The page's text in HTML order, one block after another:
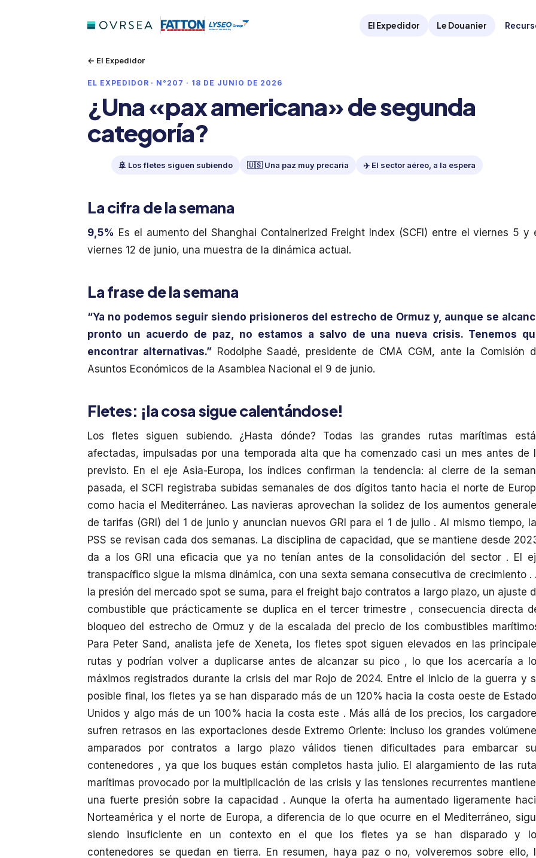
El Expedidor Le Douanier
← El Expedidor
EL EXPEDIDOR · N°207 · 18 DE JUNIO DE 2026
¿Una «pax americana» de segunda
categoría?
🚢 Los fletes siguen subiendo 🇺🇸 Una paz muy precaria ✈️ El sector aéreo, a la espera
La cifra de la semana
9,5% Es el aumento del Shanghai Containerized Freight Index (SCFI) entre el viernes 5 y
viernes 12 de junio, una muestra de la dinámica actual.
La frase de la semana
“Ya no podemos seguir siendo prisioneros del estrecho de Ormuz y, aunque se
pronto un acuerdo de paz, no estamos a salvo de una nueva crisis. Tenemos
encontrar alternativas.”Rodolphe Saadé, presidente de CMA CGM, ante la Comisión
Asuntos Económicos de la Asamblea Nacional el 9 de junio.
Fletes: ¡la cosa sigue calentándose!
Los fletes siguen subiendo. ¿Hasta dónde? Todas las grandes rutas marítimas
afectadas, impulsadas por una temporada alta que ha comenzado casi un mes antes de
previsto. En el eje Asia-Europa, los índices confirman la tendencia: al cierre de la
pasada, el SCFI registraba subidas semanales de dos dígitos tanto hacia el norte de
como hacia el Mediterráneo. Las navieras aprovechan la solidez de los aumentos
de tarifas (GRI) del 1 de junio y anuncian nuevos GRI para el 1 de julio . Al mismo tiempo,
PSS se revisan cada dos semanas. La disciplina de capacidad, que se mantiene desde
da a los GRI una eficacia que ya no tenían antes de la consolidación del sector . El
transpacífico sigue la misma dinámica, con una sexta semana consecutiva de crecimiento .
la presión del mercado spot se suma, para el freight bajo contratos a largo plazo, un ajuste
combustible que prácticamente se duplica en el tercer trimestre , consecuencia directa
bloqueo del estrecho de Ormuz y de la escalada del precio de los combustibles
Para Peter Sand, analista jefe de Xeneta, los fletes spot siguen elevados en las
rutas y podrían volver a duplicarse antes de alcanzar su pico , lo que los acercaría a
máximos registrados durante la crisis del mar Rojo de 2024. Entre el inicio de la guerra y
posible final, los fletes ya se han disparado más de un 120% hacia la costa oeste de
Unidos y algo más de un 100% hacia la costa este . Más allá de los precios, los
sufren retrasos en las exportaciones desde Extremo Oriente: incluso los grandes
amparados por contratos a largo plazo válidos tienen dificultades para embarcar
contenedores , ya que los buques están completos hasta julio. El alargamiento de las
marítimas provocado por la multiplicación de las crisis y las tensiones recurrentes
una fuerte presión sobre la capacidad . Aunque la oferta ha aumentado ligeramente
Norteamérica y el norte de Europa, a diferencia de lo que ocurre en el Mediterráneo,
siendo insuficiente en un contexto en el que los fletes ya se han disparado y
contenedores se quedan en tierra. En resumen, haya paz o no, volveremos sobre ello,